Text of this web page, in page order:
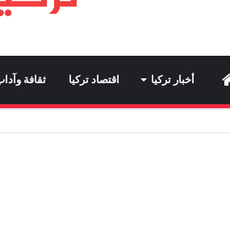
Home أخبار تركيا اقتصاد تركيا ثقافة